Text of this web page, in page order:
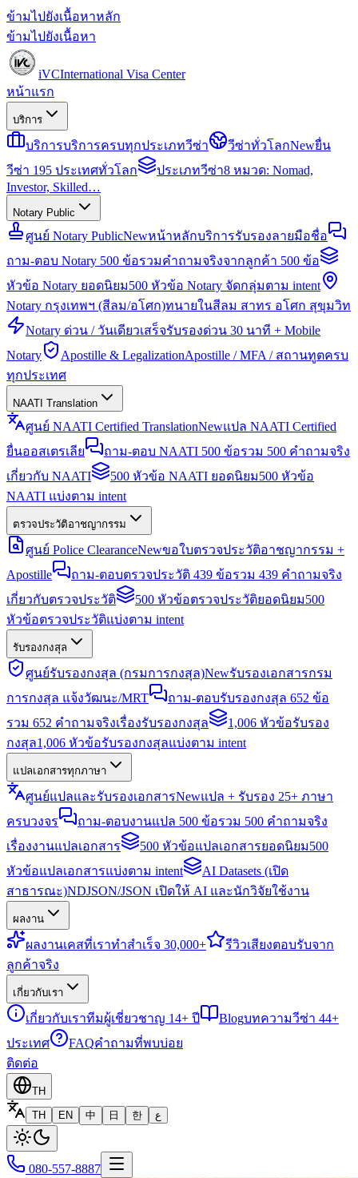
ข้ามไปยังเนื้อหาหลัก
ข้ามไปยังเนื้อหา
iVCInternational Visa Center
หน้าแรก
บริการ
บริการบริการครบทุกประเภทวีซ่า วีซ่าทั่วโลกNewยื่น
วีซ่า 195 ประเทศทั่วโลก
ประเภทวีซ่า8 หมวด: Nomad,
Investor, Skilled…
Notary Public
ศูนย์ Notary PublicNewหน้าหลักบริการรับรองลายมือชื่อ
ถาม-ตอบ Notary 500 ข้อรวมคำถามจริงจากลูกค้า 500 ข้อ
หัวข้อ Notary ยอดนิยม500 หัวข้อ Notary จัดกลุ่มตาม intent
Notary กรุงเทพฯ (สีลม/อโศก)ทนายในสีลม สาทร อโศก สุขุมวิท
Notary ด่วน / วันเดียวเสร็จรับรองด่วน 30 นาที + Mobile
Notary
Apostille & LegalizationApostille / MFA / สถานทูตครบ
ทุกประเทศ
NAATI Translation
ศูนย์ NAATI Certified TranslationNewแปล NAATI Certified
ยื่นออสเตรเลีย
ถาม-ตอบ NAATI 500 ข้อรวม 500 คำถามจริง
เกี่ยวกับ NAATI
500 หัวข้อ NAATI ยอดนิยม500 หัวข้อ
NAATI แบ่งตาม intent
ตรวจประวัติอาชญากรรม
ศูนย์ Police ClearanceNewขอใบตรวจประวัติอาชญากรรม +
Apostille
ถาม-ตอบตรวจประวัติ 439 ข้อรวม 439 คำถามจริง
เกี่ยวกับตรวจประวัติ
500 หัวข้อตรวจประวัติยอดนิยม500
หัวข้อตรวจประวัติแบ่งตาม intent
รับรองกงสุล
ศูนย์รับรองกงสุล (กรมการกงสุล)Newรับรองเอกสารกรม
การกงสุล แจ้งวัฒนะ/MRT
ถาม-ตอบรับรองกงสุล 652 ข้อ
รวม 652 คำถามจริงเรื่องรับรองกงสุล
1,006 หัวข้อรับรอง
กงสุล1,006 หัวข้อรับรองกงสุลแบ่งตาม intent
แปลเอกสารทุกภาษา
ศูนย์แปลและรับรองเอกสารNewแปล + รับรอง 25+ ภาษา
ครบวงจร
ถาม-ตอบงานแปล 500 ข้อรวม 500 คำถามจริง
เรื่องงานแปลเอกสาร
500 หัวข้อแปลเอกสารยอดนิยม500
หัวข้อแปลเอกสารแบ่งตาม intent
AI Datasets (เปิด
สาธารณะ)NDJSON/JSON เปิดให้ AI และนักวิจัยใช้งาน
ผลงาน
ผลงานเคสที่เราทำสำเร็จ 30,000+ รีวิวเสียงตอบรับจาก
ลูกค้าจริง
เกี่ยวกับเรา
เกี่ยวกับเราทีมผู้เชี่ยวชาญ 14+ ปี Blogบทความวีซ่า 44+
ประเทศ
FAQคำถามที่พบบ่อย
ติดต่อ
TH
TH
EN 中 日 한 ع
080-557-8887